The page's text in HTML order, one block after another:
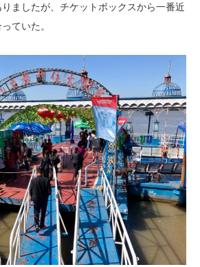
ましたが、チケットボックスから一番近
ていた。